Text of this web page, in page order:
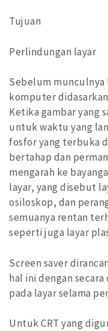
Tujuan
Perlindungan layar
Sebelum munculnya
komputer
Ketika gambar yang
untuk waktu yang
fosfor yang terbuka
bertahap dan
mengarah ke
layar, yang disebut
osiloskop, dan
semuanya rentan
seperti juga layar
Screen saver
hal ini dengan
pada layar selama
Untuk CRT yang